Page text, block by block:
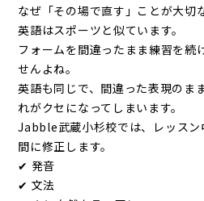
なぜ「その場で直す」ことが大切
英語はスポーツと似ています。
フォームを間違ったまま練習を続
せんよね。
英語も同じで、間違った表現のま
れがクセになってしまいます。
Jabble武蔵小杉校では、レッス
間に修正します。
✔ 発音
✔ 文法